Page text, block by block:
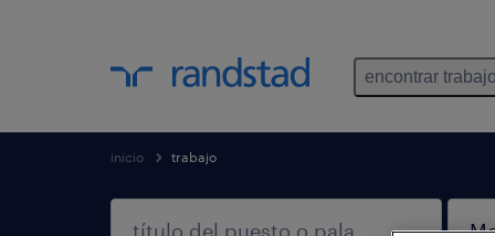
encontrar trabajo
inicio trabajo